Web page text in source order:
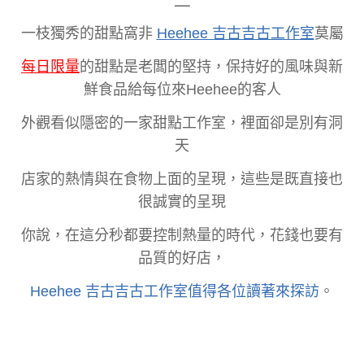
一枝獨秀的甜點窩非 Heehee 吉古吉古工作室莫屬
每日限量的甜點是老闆的堅持，保持好的風味與新
鮮食品給每位來Heehee的客人
外觀看似隱密的一家甜點工作室，裡面卻是別有洞
天
店家的熱情與在食物上面的呈現，這些是既直接也
很誠實的呈現
你說，在這分秒都要控制熱量的時代，花錢也要有
品質的好店，
Heehee 吉古吉古工作室值得各位讀著來探訪 。